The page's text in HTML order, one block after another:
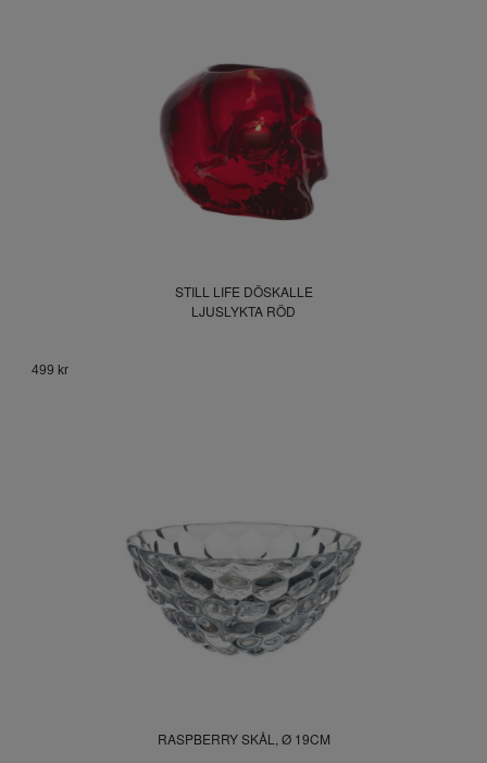
STILL LIFE DÖSKALLE
LJUSLYKTA RÖD
499 kr
RASPBERRY SKÅL, Ø 19CM